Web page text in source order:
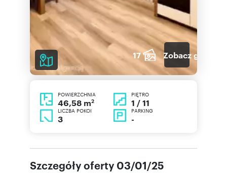
17 Zobacz galerię
POWIERZCHNIA
46,58 m2
PIĘTRO
1 / 11
LICZBA POKOI
3
PARKING
-
Szczegóły oferty 03/01/25